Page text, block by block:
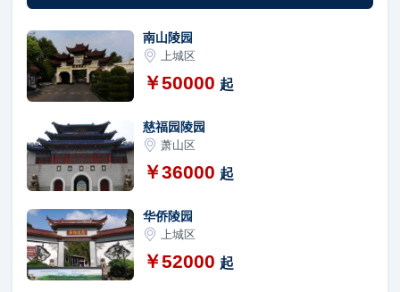
南山陵园
上城区
￥50000 起
慈福园陵园
萧山区
￥36000 起
华侨陵园
上城区
￥52000 起